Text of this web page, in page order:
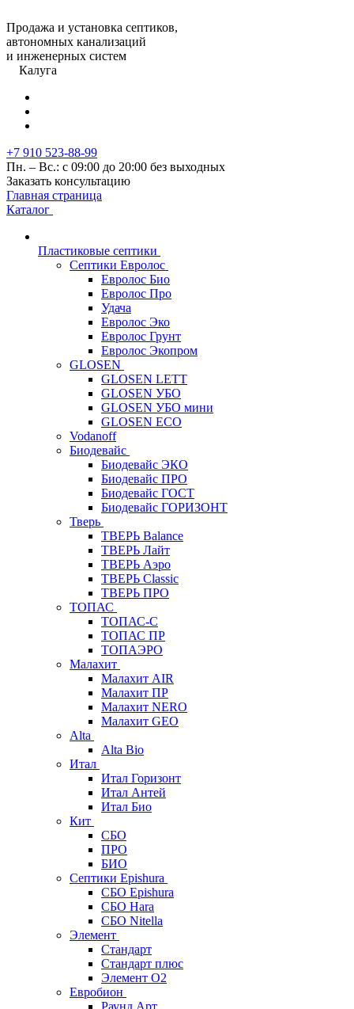
Продажа и установка септиков,
автономных канализаций
и инженерных систем
Калуга
+7 910 523-88-99
Пн. – Вс.: с 09:00 до 20:00 без выходных
Заказать консультацию
Главная страница
Каталог
Пластиковые септики
Септики Евролос
Евролос Био
Евролос Про
Удача
Евролос Эко
Евролос Грунт
Евролос Экопром
GLOSEN
GLOSEN LETT
GLOSEN УБО
GLOSEN УБО мини
GLOSEN ECO
Vodanoff
Биодевайс
Биодевайс ЭКО
Биодевайс ПРО
Биодевайс ГОСТ
Биодевайс ГОРИЗОНТ
Тверь
ТВЕРЬ Balance
ТВЕРЬ Лайт
ТВЕРЬ Аэро
ТВЕРЬ Classic
ТВЕРЬ ПРО
ТОПАС
ТОПАС-С
ТОПАС ПР
ТОПАЭРО
Малахит
Малахит AIR
Малахит ПР
Малахит NERO
Малахит GEO
Alta
Alta Bio
Итал
Итал Горизонт
Итал Антей
Итал Био
Кит
СБО
ПРО
БИО
Септики Epishura
СБО Epishura
СБО Hara
СБО Nitella
Элемент
Стандарт
Стандарт плюс
Элемент О2
Евробион
Раунд Арт